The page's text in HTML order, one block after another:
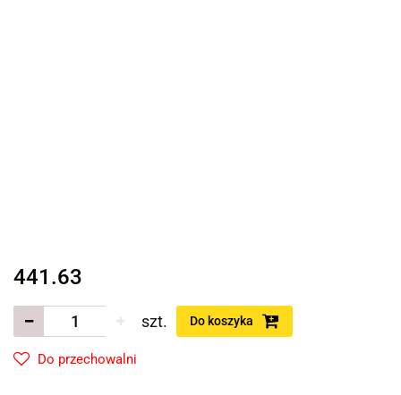
441.63
szt. Do koszyka
Do przechowalni